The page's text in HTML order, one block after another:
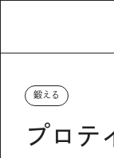
鍛える
プロテ